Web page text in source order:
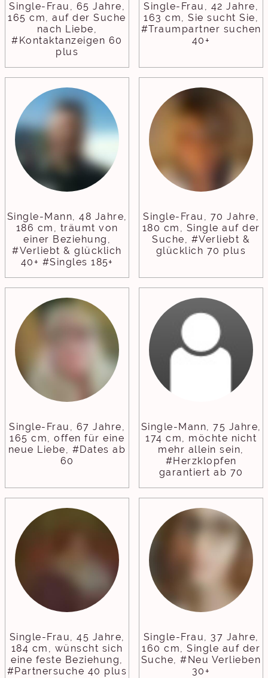
Single-Frau, 65 Jahre,
165 cm, auf der Suche
nach Liebe,
#Kontaktanzeigen 60
plus
Single-Frau, 42 Jahre,
163 cm, Sie sucht Sie,
#Traumpartner suchen
40+
Single-Mann, 48 Jahre,
186 cm, träumt von
einer Beziehung,
#Verliebt & glücklich
40+ #Singles 185+
Single-Frau, 70 Jahre,
180 cm, Single auf der
Suche, #Verliebt &
glücklich 70 plus
Single-Frau, 67 Jahre,
165 cm, offen für eine
neue Liebe, #Dates ab
60
Single-Mann, 75 Jahre,
174 cm, möchte nicht
mehr allein sein,
#Herzklopfen
garantiert ab 70
Single-Frau, 45 Jahre,
184 cm, wünscht sich
eine feste Beziehung,
#Partnersuche 40 plus
Single-Frau, 37 Jahre,
160 cm, Single auf der
Suche, #Neu Verlieben
30+